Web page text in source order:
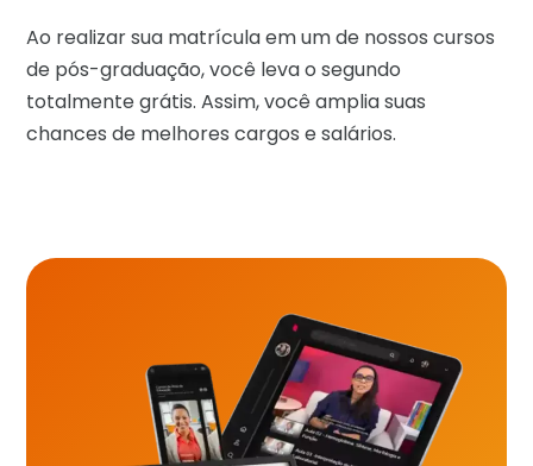
Ao realizar sua matrícula em um de nossos cursos
de pós-graduação, você leva o segundo
totalmente grátis. Assim, você amplia suas
chances de melhores cargos e salários.